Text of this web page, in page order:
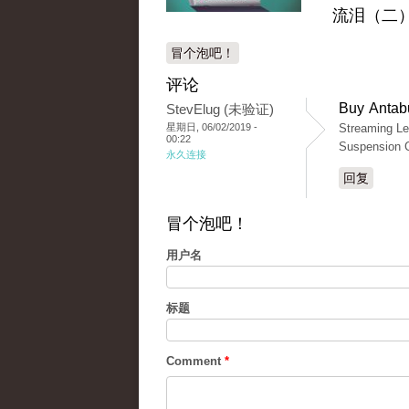
流泪（二
冒个泡吧！
评论
StevElug (未验证)
星期日, 06/02/2019 -
00:22
永久连接
Buy
Streaming
Suspension
回复
冒个泡吧！
用户名
标题
Comment *